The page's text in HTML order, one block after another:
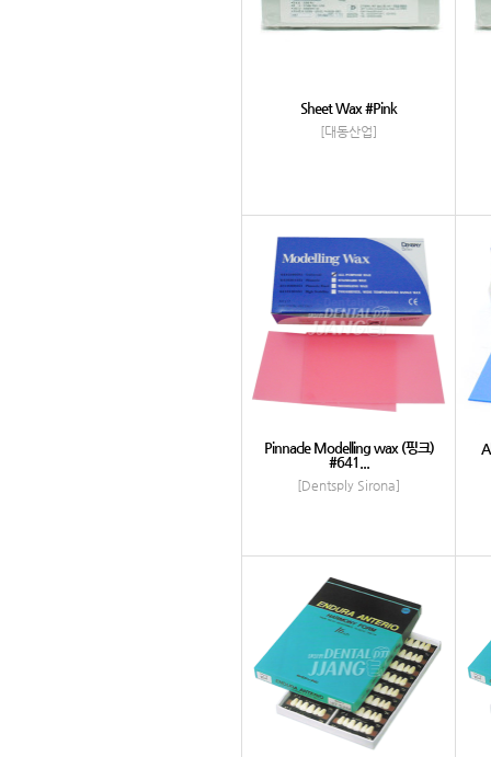
Sheet Wax #Pink
[대동산업]
Pinnacle Modelling wax (핑크)
#641...
[Dentsply Sirona]